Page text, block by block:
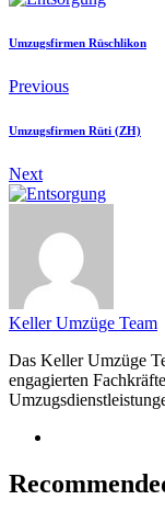
Umzugsfirmen Rüschlikon
Previous
Umzugsfirmen Rüti (ZH)
Next
Keller Umzüge Team
Das Keller Umzüge
engagierten